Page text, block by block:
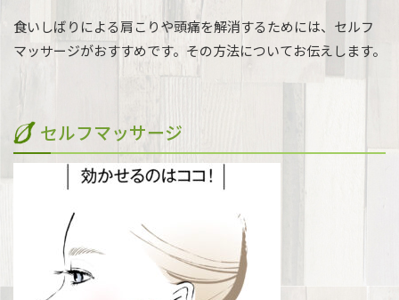
食いしばりによる肩こりや頭痛を解消するためには、セルフ
マッサージがおすすめです。その方法についてお伝えします。
セルフマッサージ